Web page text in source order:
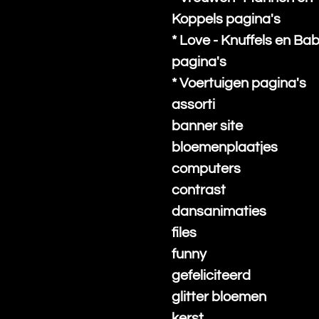
Koppels pagina's
* Love - Knuffels en
pagina's
* Voertuigen pagina's
assorti
banner site
bloemenplaatjes
computers
contrast
dansanimaties
files
funny
gefeliciteerd
glitter bloemen